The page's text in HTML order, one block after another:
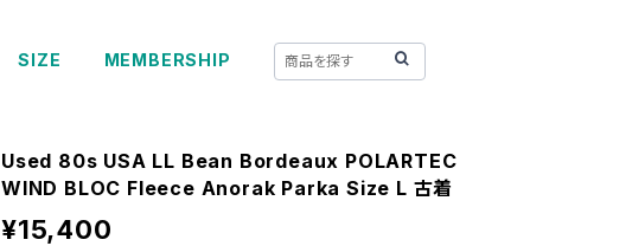
SIZE MEMBERSHIP
Used 80s USA LL Bean Bordeaux POLARTEC
WIND BLOC Fleece Anorak Parka Size L 古着
¥15,400